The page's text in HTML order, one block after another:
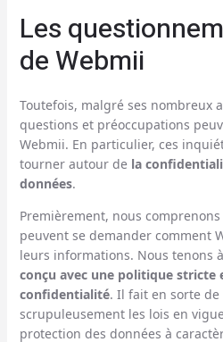
Les
de Webmii
Toutefois, malgré ses nombreux
questions et préoccupations
Webmii. En particulier, ces
tourner autour de la
données.
Premièrement, nous
peuvent se demander comment
leurs informations. Nous tenons
conçu avec une politique stricte
confidentialité. Il fait en sorte de
scrupuleusement les lois en
protection des données à